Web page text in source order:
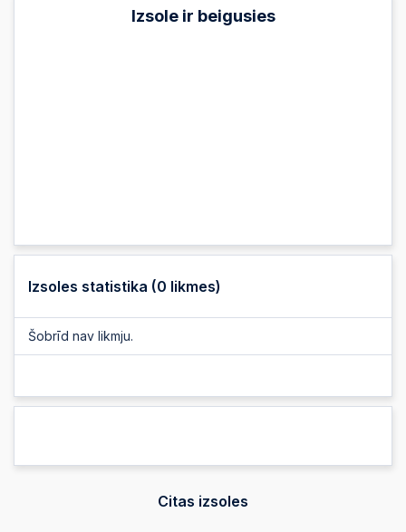
Izsole ir beigusies
Izsoles statistika (0 likmes)
Šobrīd nav likmju.
Citas izsoles